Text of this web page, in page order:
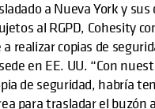
a Nueva York y sus
al RGPD, Cohesity
realizar copias de
en EE. UU. “Con
de seguridad, habría
para trasladar el buzón